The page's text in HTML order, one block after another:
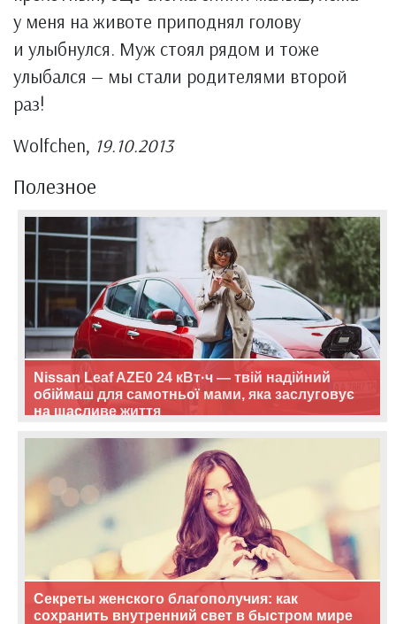
у меня на животе приподнял голову
и улыбнулся. Муж стоял рядом и тоже
улыбался — мы стали родителями второй
раз!
Wolfchen, 19.10.2013
Полезное
Nissan Leaf AZE0 24 кВт·ч — твій надійний
обіймаш для самотньої мами, яка заслуговує
на щасливе життя
Секреты женского благополучия: как
сохранить внутренний свет в быстром мире